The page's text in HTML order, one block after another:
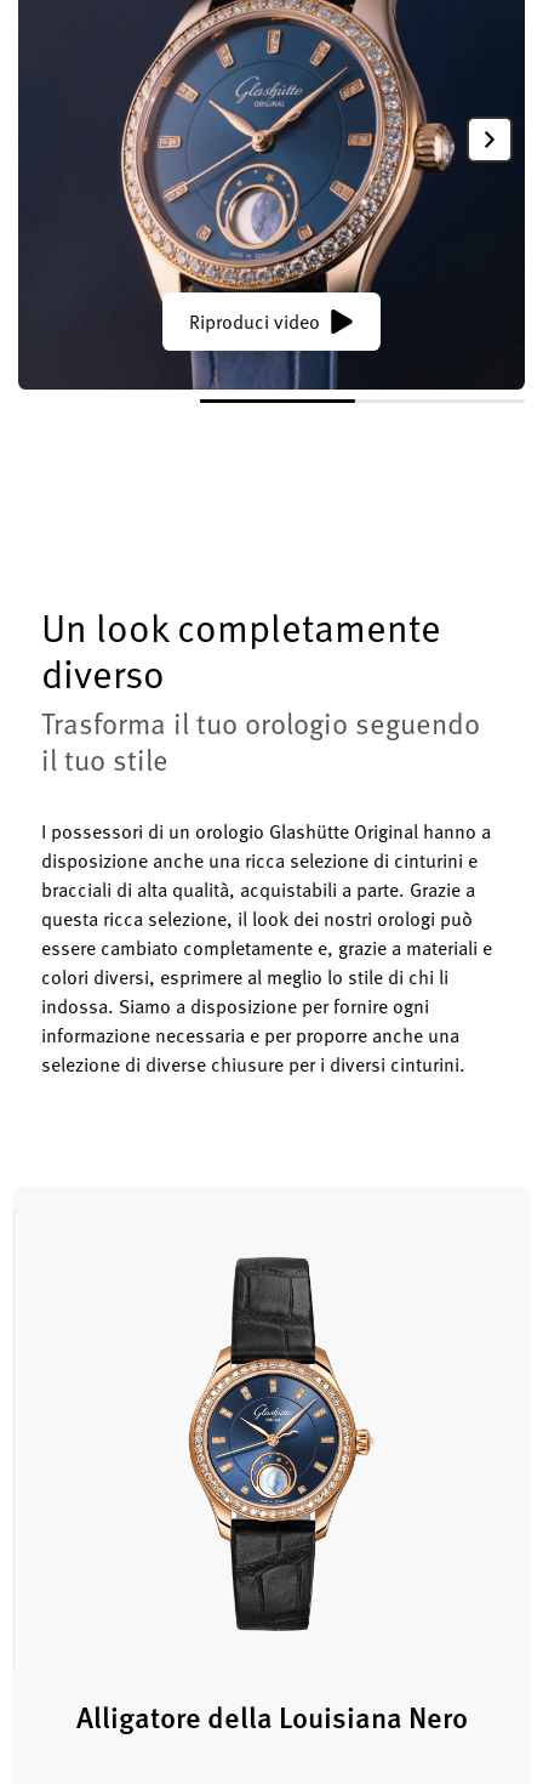
Riproduci video
Un look completamente
diverso
Trasforma il tuo orologio seguendo
il tuo stile
I possessori di un orologio Glashütte Original hanno a
disposizione anche una ricca selezione di cinturini e
bracciali di alta qualità, acquistabili a parte. Grazie a
questa ricca selezione, il look dei nostri orologi può
essere cambiato completamente e, grazie a materiali e
colori diversi, esprimere al meglio lo stile di chi li
indossa. Siamo a disposizione per fornire ogni
informazione necessaria e per proporre anche una
selezione di diverse chiusure per i diversi cinturini.
Alligatore della Louisiana Nero